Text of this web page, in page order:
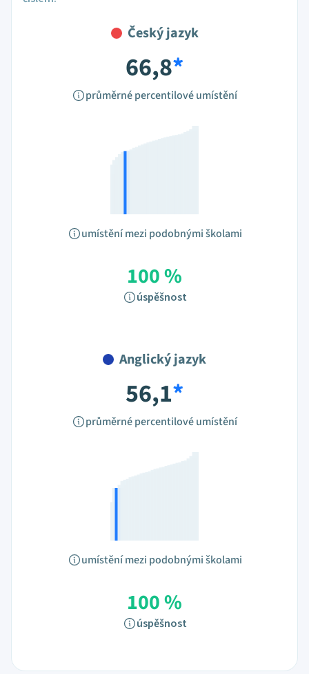
Český jazyk
66,8*
průměrné percentilové umístění
umístění mezi podobnými školami
100 %
úspěšnost
Anglický jazyk
56,1*
průměrné percentilové umístění
umístění mezi podobnými školami
100 %
úspěšnost